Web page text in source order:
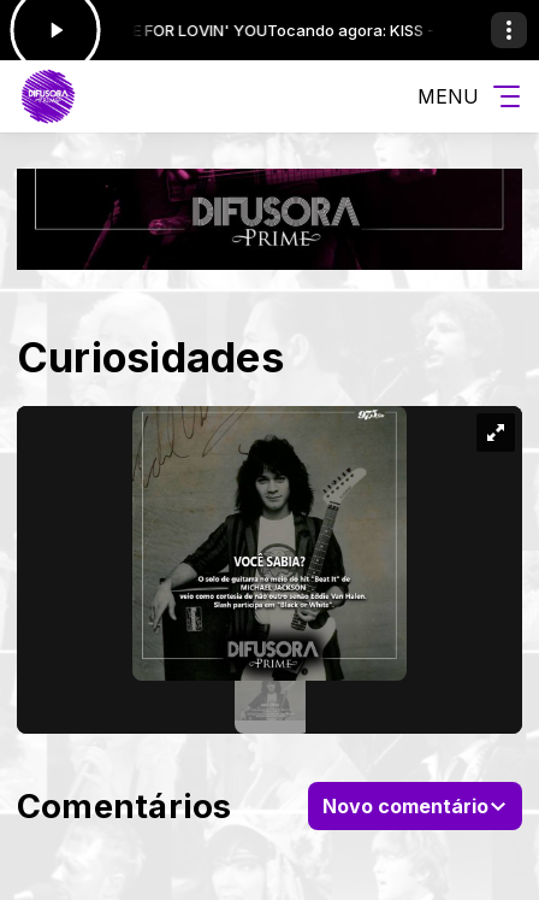
I WAS MADE FOR LOVIN' YOU Tocando agora: KISS - I WAS MADE FOR
MENU
Curiosidades
Comentários Novo comentário